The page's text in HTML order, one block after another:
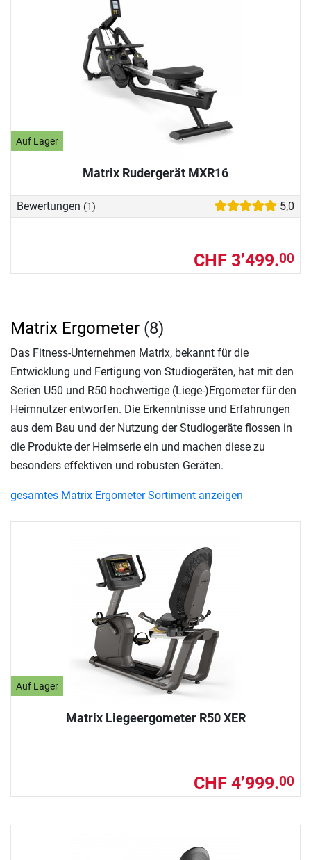
Auf Lager
Matrix Rudergerät MXR16
Bewertungen (1) 5,0
CHF 3’499.00
Auf Lager
Matrix Liegeergometer R50 XER
CHF 4’999.00
Matrix Ergometer (8)
Das Fitness-Unternehmen Matrix, bekannt für die
Entwicklung und Fertigung von Studiogeräten, hat mit den
Serien U50 und R50 hochwertige (Liege-)Ergometer für den
Heimnutzer entworfen. Die Erkenntnisse und Erfahrungen
aus dem Bau und der Nutzung der Studiogeräte flossen in
die Produkte der Heimserie ein und machen diese zu
besonders effektiven und robusten Geräten.
gesamtes Matrix Ergometer Sortiment anzeigen